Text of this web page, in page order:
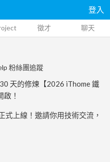
登入
徵才 聊天
粉絲團追蹤
天的修煉【2026 iThome 鐵
啟！
上線！邀請你用技術交流，